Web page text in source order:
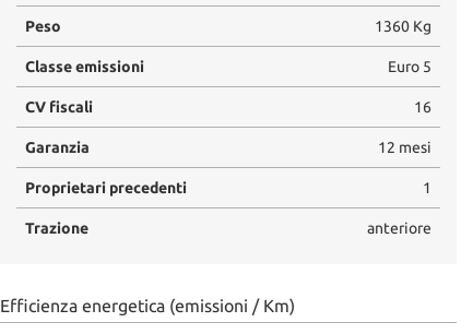
Peso 1360 Kg
Classe emissioni Euro 5
CV fiscali 16
Garanzia 12 mesi
Proprietari precedenti 1
Trazione anteriore
Efficienza energetica (emissioni / Km)